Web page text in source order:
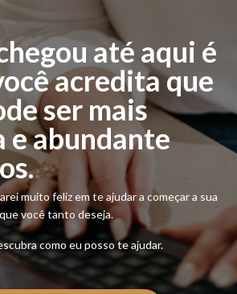
até aqui é
acredita que
ser mais
e abundante
muito feliz em te ajudar a começar a sua
você tanto deseja.
como eu posso te ajudar.